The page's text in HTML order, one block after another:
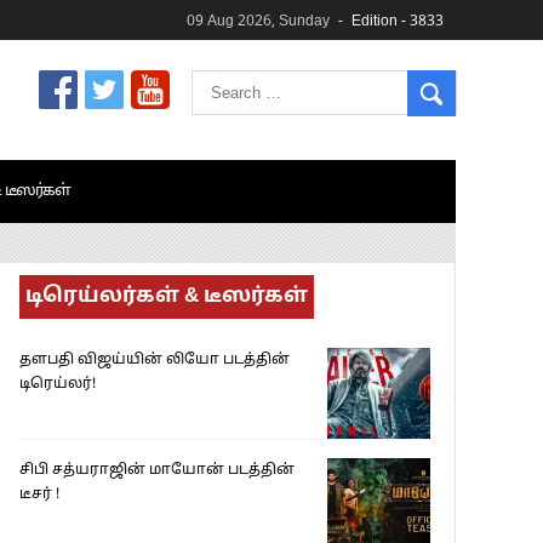
09 Aug 2026, Sunday Edition - 3833
டீஸர்கள்
டிரெய்லர்கள் & டீஸர்கள்
தளபதி விஜய்யின் லியோ படத்தின்
டிரெய்லர்!
சிபி சத்யராஜின் மாயோன் படத்தின்
டீசர் !